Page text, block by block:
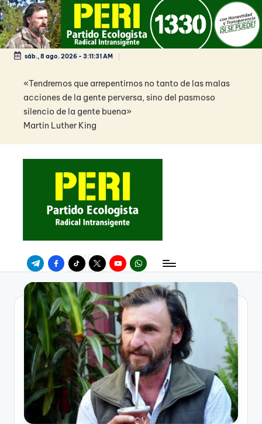
Saltar
al
contenidosáb., 8 ago. 2026- 3:11:31 AM
«Tendremos que arrepentirnos no tanto de las malas
acciones de la gente perversa, sino del pasmoso
silencio de la gente buena»
Martin Luther King
TelegramFacebookTikTokTwitterYoutubeWhatsApp